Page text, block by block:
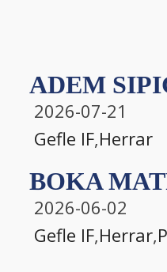
ADEM
2026-07-21
Gefle IF,Herrar
BOKA
2026-06-02
Gefle IF,Herrar,